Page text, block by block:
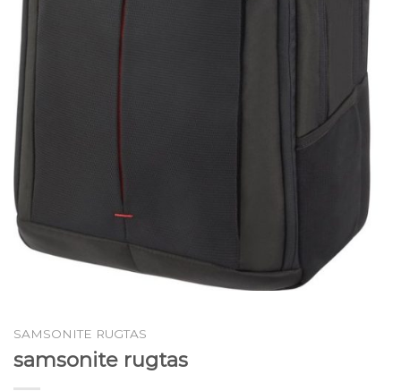
SAMSONITE RUGTAS
samsonite rugtas